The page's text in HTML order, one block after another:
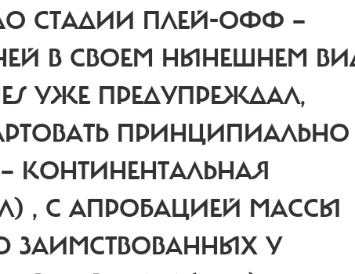
СТАДИИ ПЛЕЙ-ОФФ —
В СВОЕМ НЫНЕШНЕМ
УЖЕ ПРЕДУПРЕЖДАЛ,
ПРИНЦИПИАЛЬНО
КОНТИНЕНТАЛЬНАЯ
, С АПРОБАЦИЕЙ МАССЫ
ЗАИМСТВОВАННЫХ У